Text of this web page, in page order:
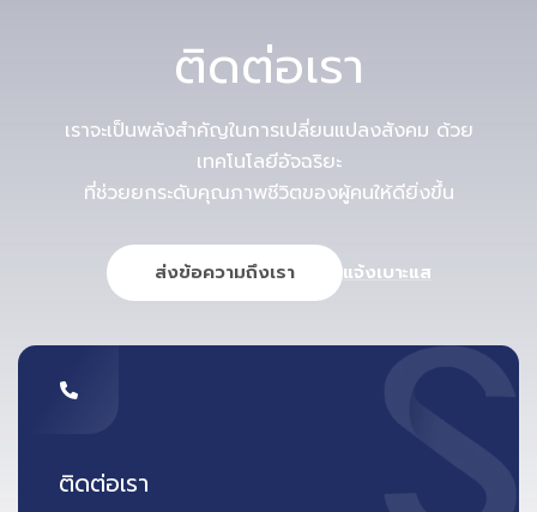
โอกาสของสนามบินในยุค Aviation
Transformation
การเปลี่ยนผ่านสู่ SAF ไม่ใช่แค่เรื่องพลังงาน แต่เป็น “จุดเริ่ม
ต้น” ของการเปลี่ยนผ่านสู่ Smart & Sustainable Airport
ติดต่อเรา
เราจะเป็นพลังสำคัญในการเปลี่ยนแปลงสังคม ด้วย
เทคโนโลยีอัจฉริยะ
ที่ช่วยยกระดับคุณภาพชีวิตของผู้คนให้ดียิ่งขึ้น
ส่งข้อความถึงเรา แจ้งเบาะแส
ติดต่อเรา